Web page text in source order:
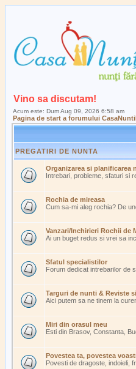
Vino sa discutam!
Acum este: Dum Aug 09, 2026 6:58 am
Pagina de start a forumului
PREGATIRI DE NUNTA
Organizarea si planificarea
Intrebari, probleme, sfaturi si
Rochia de mireasa
Cum sa-mi aleg rochia? De
Vanzari/Inchirieri Rochii de
Ai un buget redus si vrei sa
Sfatul specialistilor
Forum dedicat intrebarilor de
Targuri de nunti & Reviste
Aici putem sa ne tinem la
Miri din orasul meu
Esti din Brasov, Constanta,
Povestea ta, povestea
Povesti de dragoste, indoieli,